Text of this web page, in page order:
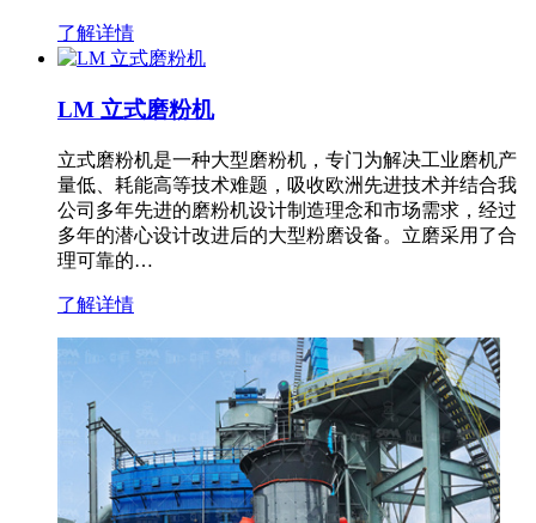
了解详情
LM 立式磨粉机
立式磨粉机是一种大型磨粉机，专门为解决工业磨机产
量低、耗能高等技术难题，吸收欧洲先进技术并结合我
公司多年先进的磨粉机设计制造理念和市场需求，经过
多年的潜心设计改进后的大型粉磨设备。立磨采用了合
理可靠的…
了解详情